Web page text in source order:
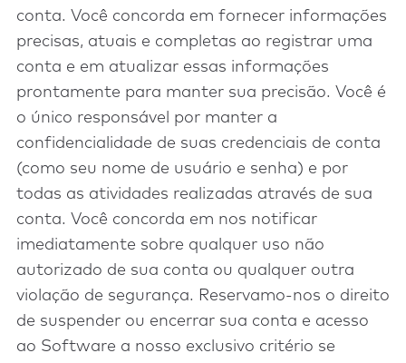
conta. Você concorda em fornecer informações
precisas, atuais e completas ao registrar uma
conta e em atualizar essas informações
prontamente para manter sua precisão. Você é
o único responsável por manter a
confidencialidade de suas credenciais de conta
(como seu nome de usuário e senha) e por
todas as atividades realizadas através de sua
conta. Você concorda em nos notificar
imediatamente sobre qualquer uso não
autorizado de sua conta ou qualquer outra
violação de segurança. Reservamo-nos o direito
de suspender ou encerrar sua conta e acesso
ao Software a nosso exclusivo critério se